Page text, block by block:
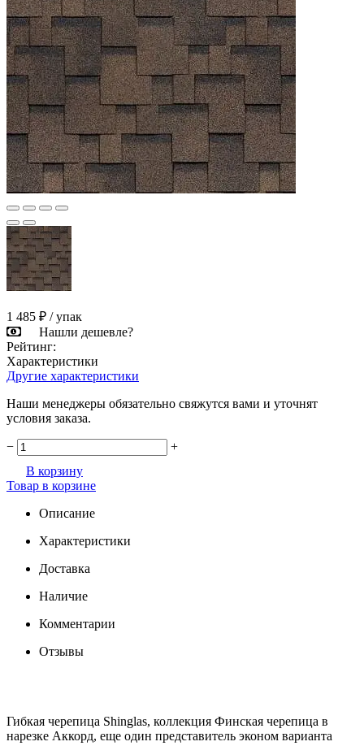
1 485 ₽ / упак
Нашли дешевле?
Рейтинг:
Характеристики
Другие характеристики
Наши менеджеры обязательно свяжутся вами и уточнят
условия заказа.
−
+
В корзину
Товар в корзине
Описание
Характеристики
Доставка
Наличие
Комментарии
Отзывы
Гибкая черепица Shinglas, коллекция Финская черепица в
нарезке Аккорд, еще один представитель эконом варианта